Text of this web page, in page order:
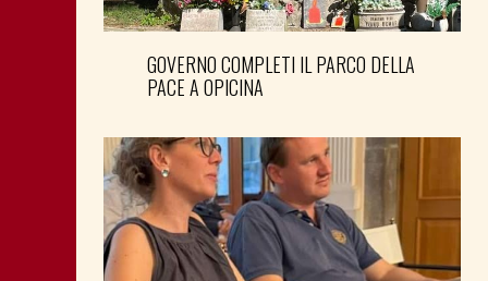
GOVERNO COMPLETI IL PARCO DELLA
PACE A OPICINA